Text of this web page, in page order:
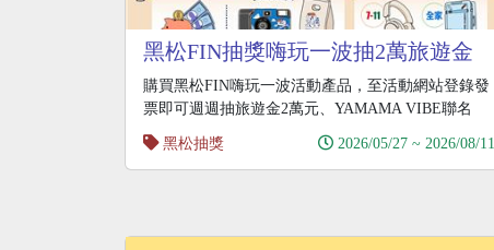
黑松FIN抽獎嗨玩一波抽2萬旅遊金
購買黑松FIN嗨玩一波活動產品，至活動網站登錄發
票即可週週抽旅遊金2萬元、YAMAMA VIBE聯名
黑松抽獎
2026/05/27 ~ 2026/08/11